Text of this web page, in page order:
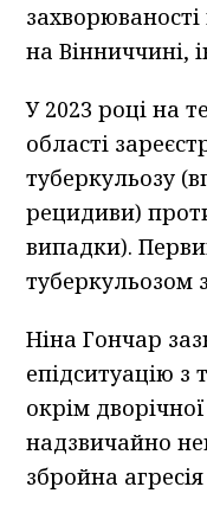
на Вінниччині,
У 2023 році на
області
туберкульозу
рецидиви)
випадки).
туберкульозом
Ніна Гончар
епідситуацію з
окрім
надзвичайно
збройна